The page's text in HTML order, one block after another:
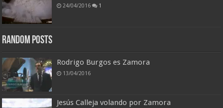
24/04/2016 1
Random Posts
Rodrigo Burgos es Zamora
13/04/2016
Jesús Calleja volando por Zamora